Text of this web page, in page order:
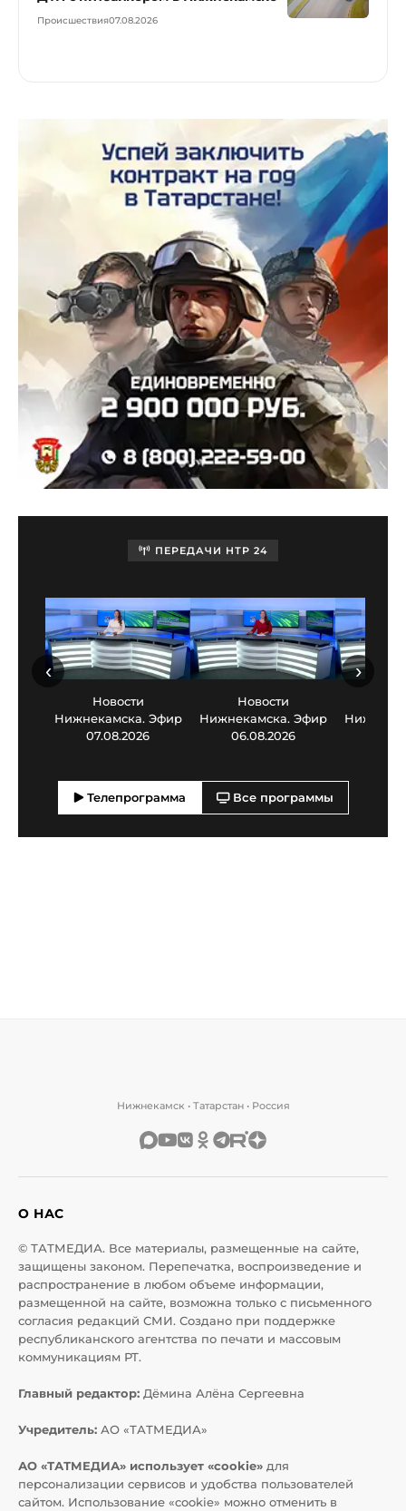
Происшествия07.08.2026
ПЕРЕДАЧИ НТР 24
Новости
Нижнекамска. Эфир
07.08.2026
Новости
Нижнекамска. Эфир
06.08.2026
‹ ›
Телепрограмма Все программы
Нижнекамск • Татарстан • Россия
О НАС
© ТАТМЕДИА. Все материалы, размещенные на сайте,
защищены законом. Перепечатка, воспроизведение и
распространение в любом объеме информации,
размещенной на сайте, возможна только с письменного
согласия редакций СМИ. Создано при поддержке
республиканского агентства по печати и массовым
коммуникациям РТ.
Главный редактор: Дёмина Алёна Сергеевна
Учредитель: АО «ТАТМЕДИА»
АО «ТАТМЕДИА» использует «cookie» для
персонализации сервисов и удобства пользователей
сайтом. Использование «cookie» можно отменить в